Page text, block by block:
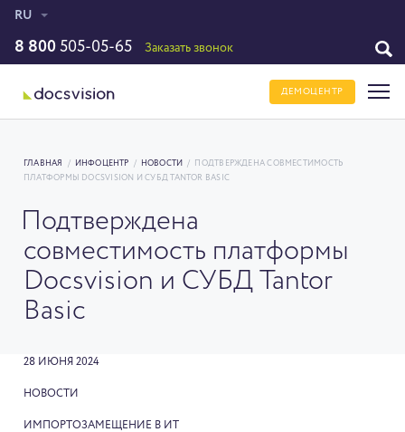
RU
8 800 505-05-65 Заказать звонок
ДЕМОЦЕНТР
ГЛАВНАЯ / ИНФОЦЕНТР / НОВОСТИ /
ПОДТВЕРЖДЕНА СОВМЕСТИМОСТЬ
ПЛАТФОРМЫ DOCSVISION И СУБД TANTOR BASIC
Подтверждена
совместимость платформы
Docsvision и СУБД Tantor
Basic
28 ИЮНЯ 2024
НОВОСТИ
ИМПОРТОЗАМЕЩЕНИЕ В ИТ